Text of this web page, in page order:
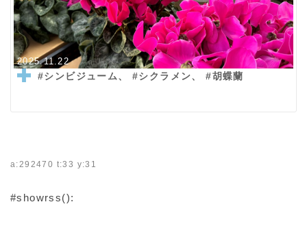
2025.11.22
#シンビジューム、 #シクラメン、 #胡蝶蘭
a:292470 t:33 y:31
#showrss():